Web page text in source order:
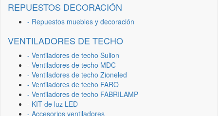
REPUESTOS DECORACIÓN
- Repuestos muebles y decoración
VENTILADORES DE TECHO
- Ventiladores de techo Sulion
- Ventiladores de techo MDC
- Ventiladores de techo Zioneled
- Ventiladores de techo FARO
- Ventiladores de techo FABRILAMP
- KIT de luz LED
- Accesorios ventiladores